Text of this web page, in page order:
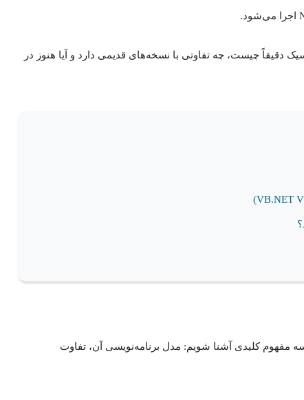
دقیقاً چیست، چه تفاوتی با نسخه‌های قدیمی دارد و آیا هنوز در
سه مفهوم کلیدی آشنا شویم: مدل برنامه‌نویسی آن، تفاوت